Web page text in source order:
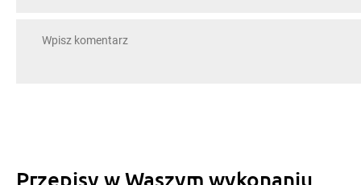
Przepisy w Waszym wykonaniu